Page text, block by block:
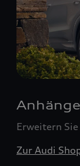
Erweitern
Zur Audi